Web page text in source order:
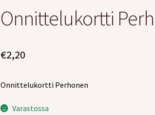
Onnittelukortti
€2,20
Onnittelukortti Perhonen
Varastossa